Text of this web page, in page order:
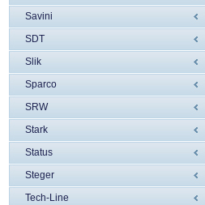
Savini
SDT
Slik
Sparco
SRW
Stark
Status
Steger
Tech-Line